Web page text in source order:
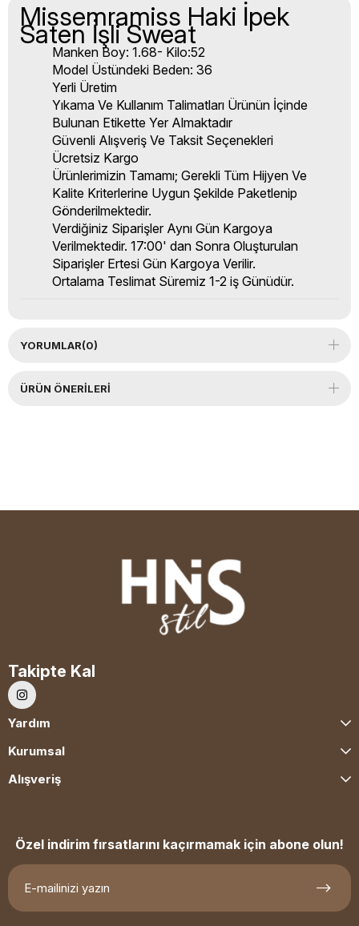
Missemramiss Haki İpek
Saten İşli Sweat
Manken Boy: 1.68- Kilo:52
Model Üstündeki Beden: 36
Yerli Üretim
Yıkama Ve Kullanım Talimatları Ürünün İçinde
Bulunan Etikette Yer Almaktadır
Güvenli Alışveriş Ve Taksit Seçenekleri
Ücretsiz Kargo
Ürünlerimizin Tamamı; Gerekli Tüm Hijyen Ve
Kalite Kriterlerine Uygun Şekilde Paketlenip
Gönderilmektedir.
Verdiğiniz Siparişler Aynı Gün Kargoya
Verilmektedir. 17:00' dan Sonra Oluşturulan
Siparişler Ertesi Gün Kargoya Verilir.
Ortalama Teslimat Süremiz 1-2 iş Günüdür.
YORUMLAR(0)
ÜRÜN ÖNERILERI
Takipte Kal
Yardım
Kurumsal
Alışveriş
Özel indirim fırsatlarını kaçırmamak için abone olun!